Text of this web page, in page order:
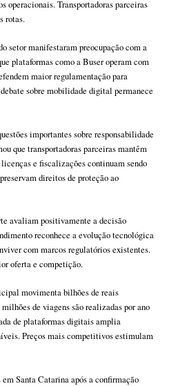
operacionais. Transportadoras parceiras
rotas.
setor manifestaram preocupação com a
plataformas como a Buser operam com
maior regulamentação para
sobre mobilidade digital permanece
importantes sobre responsabilidade
que transportadoras parceiras mantêm
e fiscalizações continuam sendo
direitos de proteção ao
avaliam positivamente a decisão
reconhece a evolução tecnológica
com marcos regulatórios existentes.
oferta e competição.
movimenta bilhões de reais
de viagens são realizadas por ano
de plataformas digitais amplia
Preços mais competitivos estimulam
Santa Catarina após a confirmação